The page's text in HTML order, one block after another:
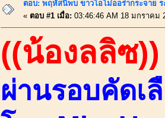
ตอบ: พฤหัสนี้พบ ขาวโอโม่ออร่ากระจาย
« ตอบ #1 เมื่อ: 03:46:46 AM 18 มกราคม
((น้องลลิซ))
ผ่านรอบคัดเ